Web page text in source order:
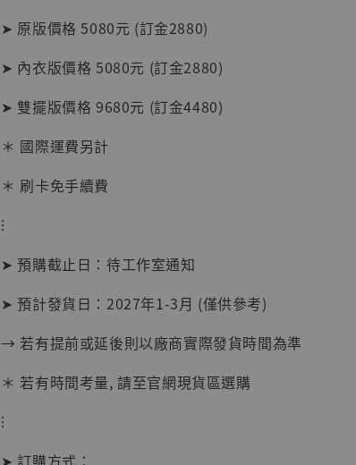
NT$ 1,870
可動蒐藏人偶 讓子
➤ 原版價格 5080元 (訂金2880)
➤ 內衣版價格 5080元 (訂金2880)
➤ 雙擺版價格 9680元 (訂金4480)
＊ 國際運費另計
＊ 刷卡免手續費
⁝
➤ 預購截止日：待工作室通知
➤ 預計發貨日：2027年1-3月 (僅供參考)
→ 若有提前或延後則以廠商實際發貨時間為準
＊ 若有時間考量, 請至官網現貨區選購
⁝
➤ 訂購方式：